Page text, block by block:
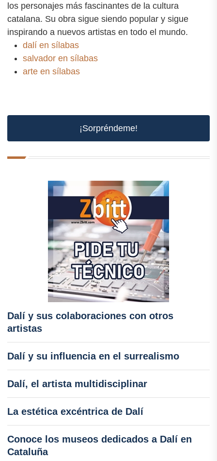
los personajes más fascinantes de la cultura
catalana. Su obra sigue siendo popular y sigue
inspirando a nuevos artistas en todo el mundo.
dalí en sílabas
salvador en sílabas
arte en sílabas
¡Sorpréndeme!
Dalí y sus colaboraciones con otros
artistas
Dalí y su influencia en el surrealismo
Dalí, el artista multidisciplinar
La estética excéntrica de Dalí
Conoce los museos dedicados a Dalí en
Cataluña